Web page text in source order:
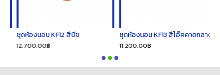
ชุดห้องนอน KF12 สีบีช
12,700.00฿
ชุดห้องนอน KF13 สีโอ๊คคาดกลาง
11,200.00฿